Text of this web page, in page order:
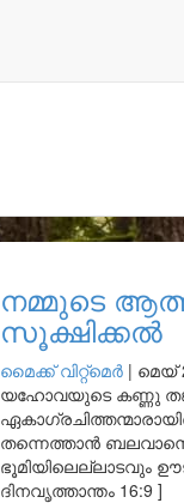
നമ്മുടെ
സൂക്ഷിക്കൽ
മൈക്ക് വിറ്റ്മെർ | മെയ്
യഹോവയുടെ കണ്ണു
തന്നെത്താൻ
ഭൂമിയിലെല്ലാടവും
ദിനവൃത്താന്തം 16:9 ]